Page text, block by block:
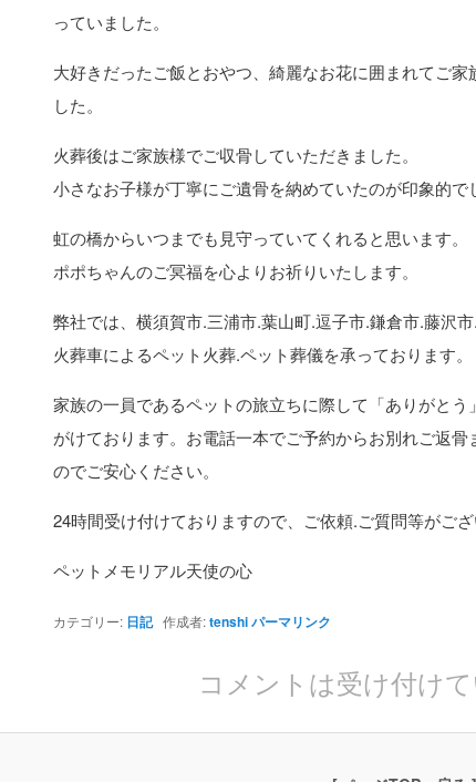
っていました。
大好きだったご飯とおやつ、綺麗なお花に囲まれてご
した。
火葬後はご家族様でご収骨していただきました。
小さなお子様が丁寧にご遺骨を納めていたのが印象的で
虹の橋からいつまでも見守っていてくれると思います。
ポポちゃんのご冥福を心よりお祈りいたします。
弊社では、横須賀市.三浦市.葉山町.逗子市.鎌倉市.藤沢
火葬車によるペット火葬.ペット葬儀を承っております。
家族の一員であるペットの旅立ちに際して「ありがと
がけております。お電話一本でご予約からお別れご返
のでご安心ください。
24時間受け付けておりますので、ご依頼.ご質問等がご
ペットメモリアル天使の心
カテゴリー: 日記作成者:tenshiパーマリンク
コメントは受け付けて